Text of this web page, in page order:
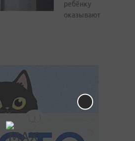
ребёнку
оказывают